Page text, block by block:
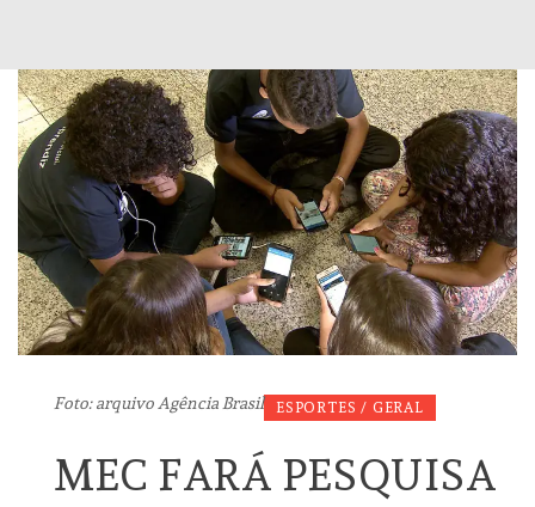
Foto: arquivo Agência Brasil ESPORTES / GERAL
MEC FARÁ PESQUISA